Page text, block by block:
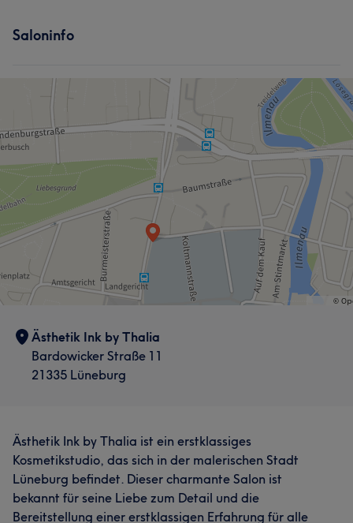
Saloninfo
Ästhetik Ink by Thalia
Bardowicker Straße 11
21335 Lüneburg
Ästhetik Ink by Thalia ist ein erstklassiges
Kosmetikstudio, das sich in der malerischen Stadt
Lüneburg befindet. Dieser charmante Salon ist
bekannt für seine Liebe zum Detail und die
Bereitstellung einer erstklassigen Erfahrung für alle